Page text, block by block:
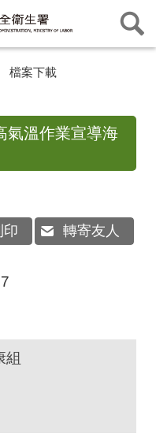
檔案下載
氣溫作業宣導海
印 轉寄友人
組